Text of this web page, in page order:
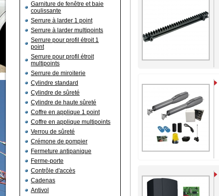
Garniture de fenêtre et baie
coulissante
Serrure à larder 1 point
Serrure à larder multipoints
Serrure pour profil étroit 1
point
Serrure pour profil étroit
multipoints
Serrure de miroiterie
Cylindre standard
Cylindre de sûreté
Cylindre de haute sûreté
Coffre en applique 1 point
Coffre en applique multipoints
Verrou de sûreté
Crémone de pompier
Fermeture antipanique
Ferme-porte
Contrôle d'accès
Cadenas
Antivol